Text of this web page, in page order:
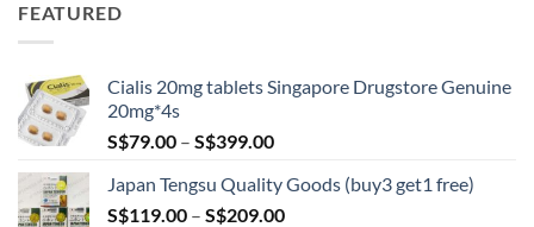
FEATURED
Cialis 20mg tablets Singapore Drugstore Genuine
20mg*4s
S$79.00 – S$399.00Price
S$79.00
through
Japan Tengsu Quality Goods (buy3 get1 free)
S$119.00 – S$209.00Price